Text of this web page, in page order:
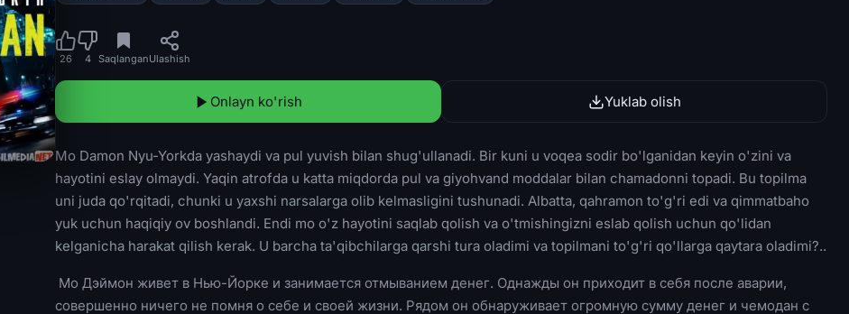
26 4 SaqlanganUlashish
Onlayn ko'rish Yuklab olish
Mo Damon Nyu-Yorkda yashaydi va pul yuvish bilan shug'ullanadi. Bir kuni u voqea sodir bo'lganidan keyin o'zini va
hayotini eslay olmaydi. Yaqin atrofda u katta miqdorda pul va giyohvand moddalar bilan chamadonni topadi. Bu topilma
uni juda qo'rqitadi, chunki u yaxshi narsalarga olib kelmasligini tushunadi. Albatta, qahramon to'g'ri edi va qimmatbaho
yuk uchun haqiqiy ov boshlandi. Endi mo o'z hayotini saqlab qolish va o'tmishingizni eslab qolish uchun qo'lidan
kelganicha harakat qilish kerak. U barcha ta'qibchilarga qarshi tura oladimi va topilmani to'g'ri qo'llarga qaytara oladimi?..
Мо Дэймон живет в Нью-Йорке и занимается отмыванием денег. Однажды он приходит в себя после аварии,
совершенно ничего не помня о себе и своей жизни. Рядом он обнаруживает огромную сумму денег и чемодан с